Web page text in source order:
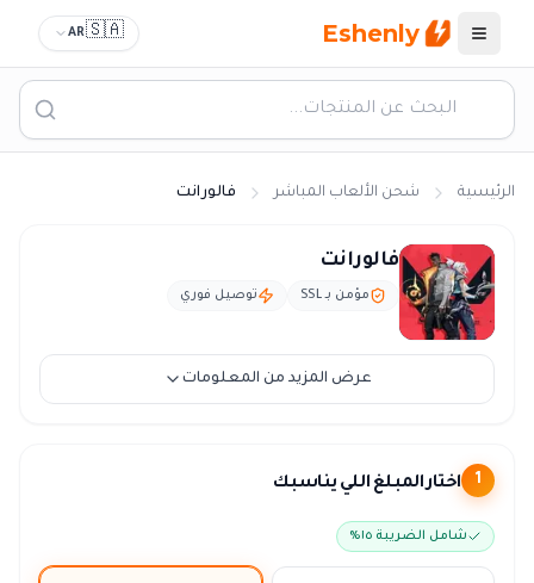
القائمة Eshenly
🇸🇦
AR
الرئيسية شحن الألعاب المباشر فالورانت
شحن فالورانتفالورانت
مؤمن بـ SSL توصيل فوري
عرض المزيد من المعلومات
1 اختار المبلغ اللي يناسبك
شامل الضريبة ١٥٪